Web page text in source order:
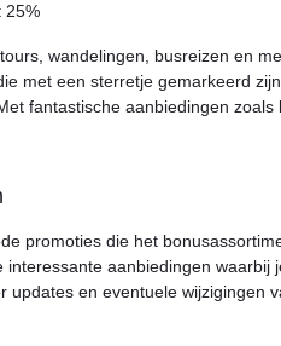
25%
wandelingen, busreizen en
met een sterretje gemarkeerd
fantastische aanbiedingen zoals
promoties die het
aanbiedingen waarbij
updates en eventuele wijzigingen